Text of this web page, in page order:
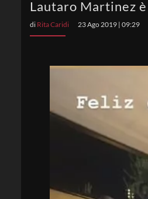
Lautaro Martinez
di Rita Caridi 23 Ago 2019 | 09:29